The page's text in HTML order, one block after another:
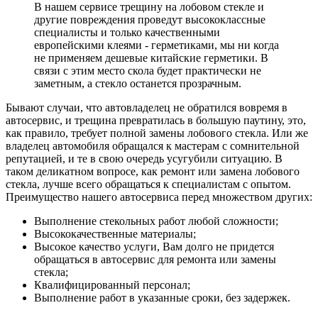
В нашем сервисе трещину на лобовом стекле и
другие повреждения проведут высококлассные
специалисты и только качественными
европейскими клеями - герметиками, мы ни когда
не применяем дешевые китайские герметики. В
связи с этим место скола будет практически не
заметным, а стекло останется прозрачным.
Бывают случаи, что автовладелец не обратился вовремя в
автосервис, и трещина превратилась в большую паутину, это,
как правило, требует полной замены лобового стекла. Или же
владелец автомобиля обращался к мастерам с сомнительной
репутацией, и те в свою очередь усугубили ситуацию. В
таком деликатном вопросе, как ремонт или замена лобового
стекла, лучше всего обращаться к специалистам с опытом.
Преимущество нашего автосервиса перед множеством других:
Выполнение стекольных работ любой сложности;
Высококачественные материалы;
Высокое качество услуги, Вам долго не придется
обращаться в автосервис для ремонта или замены
стекла;
Квалифицированный персонал;
Выполнение работ в указанные сроки, без задержек.